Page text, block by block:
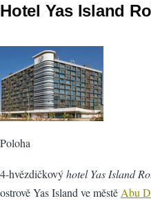
Hotel Yas Island
Poloha
4-hvězdičkovýhotel Yas Island
ostrově Yas Island ve městě Abu